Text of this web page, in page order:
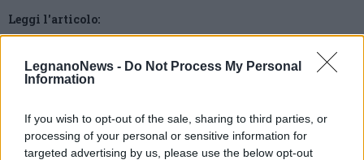
LegnanoNews - Do Not Process My Personal
Information
If you wish to opt-out of the sale, sharing to third parties, or
processing of your personal or sensitive information for
targeted advertising by us, please use the below opt-out
Leggi l'articolo:
Donne contro la mafia: oltre 500 studenti al Tirinnanzi